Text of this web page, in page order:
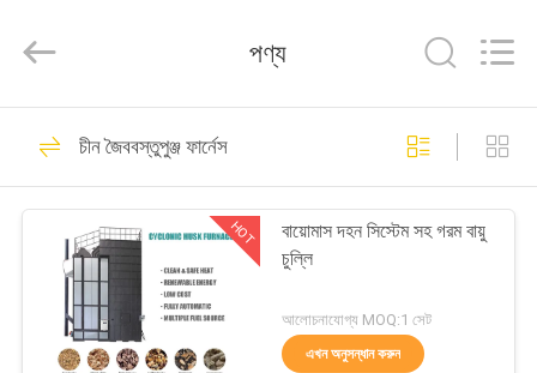
পণ্য
আমাদের
সম্পর্কে
Reserved.
চাল শস্য ড্রায়ার
51
পণ্য
চীন জৈববস্তুপুঞ্জ ফার্নেস
HOT
বায়োমাস দহন সিস্টেম সহ গরম বায়ু
চুল্লি
আলোচনাযোগ্য MOQ:1 সেট
এখন অনুসন্ধান করুন